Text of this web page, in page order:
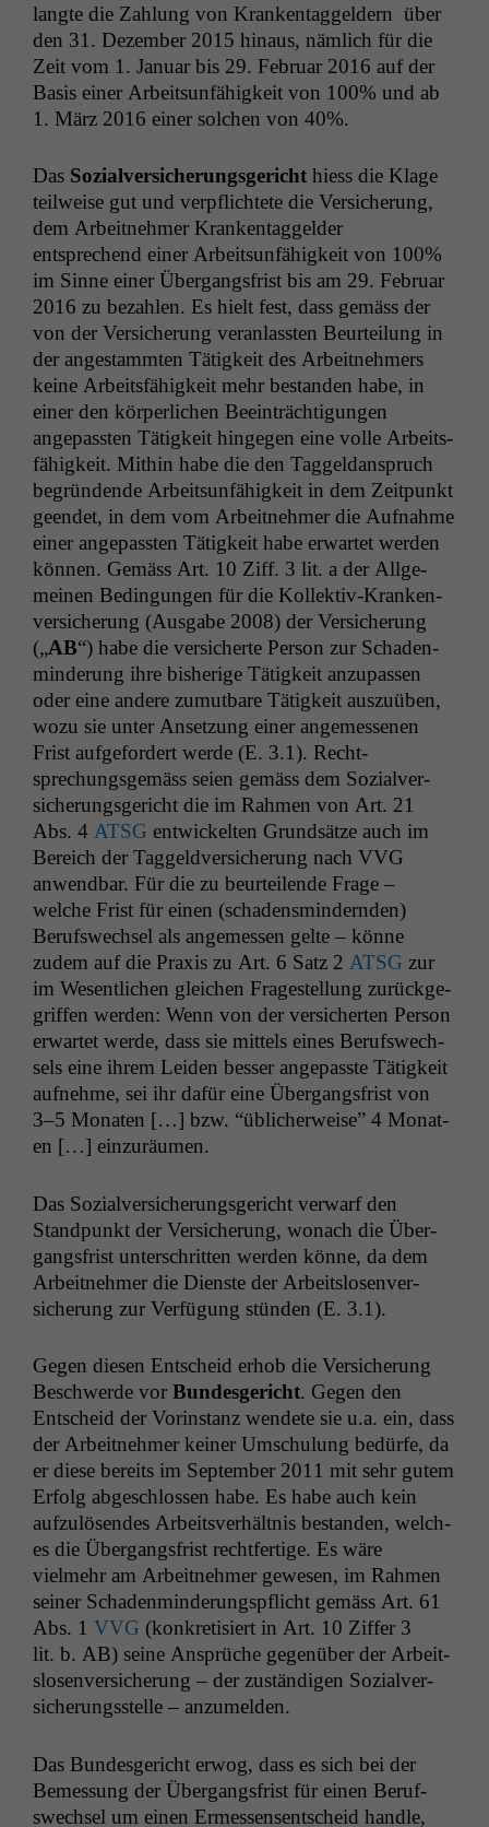
langte die Zahlung von Kranken­taggeldern über
den 31. Dezem­ber 2015 hin­aus, näm­lich für die
Zeit vom 1. Jan­u­ar bis 29. Feb­ru­ar 2016 auf der
Basis ein­er Arbeit­sun­fähigkeit von 100% und ab
1. März 2016 ein­er solchen von 40%.
Das Sozialver­sicherungs­gericht hiess die Klage
teil­weise gut und verpflichtete die Ver­sicherung,
dem Arbeit­nehmer Kranken­taggelder
entsprechend ein­er Arbeit­sun­fähigkeit von 100%
im Sinne ein­er Über­gangs­frist bis am 29. Feb­ru­ar
2016 zu bezahlen. Es hielt fest, dass gemäss der
von der Ver­sicherung ver­an­lassten Beurteilung in
der anges­tammten Tätigkeit des Arbeit­nehmers
keine Arbeits­fähigkeit mehr bestanden habe, in
ein­er den kör­per­lichen Beein­träch­ti­gun­gen
angepassten Tätigkeit hinge­gen eine volle Arbeits­
fähigkeit. Mithin habe die den Taggel­danspruch
begrün­dende Arbeit­sun­fähigkeit in dem Zeit­punkt
geen­det, in dem vom Arbeit­nehmer die Auf­nahme
ein­er angepassten Tätigkeit habe erwartet wer­den
kön­nen. Gemäss Art. 10 Ziff. 3 lit. a der All­ge­
meinen Bedin­gun­gen für die Kollek­tiv-Kranken­
ver­sicherung (Aus­gabe 2008) der Ver­sicherung
(„AB“) habe die ver­sicherte Per­son zur Schaden­
min­derung ihre bish­erige Tätigkeit anzu­passen
oder eine andere zumut­bare Tätigkeit auszuüben,
wozu sie unter Anset­zung ein­er angemesse­nen
Frist aufge­fordert werde (E. 3.1). Recht­
sprechungs­gemäss seien gemäss dem Sozialver­
sicherungs­gericht die im Rah­men von Art. 21
Abs. 4 ATSG entwick­el­ten Grund­sätze auch im
Bere­ich der Taggeld­ver­sicherung nach VVG
anwend­bar. Für die zu beurteilende Frage –
welche Frist für einen (schadens­min­dern­den)
Beruf­swech­sel als angemessen gelte – könne
zudem auf die Prax­is zu Art. 6 Satz 2 ATSG zur
im Wesentlichen gle­ichen Fragestel­lung zurück­ge­
grif­f­en wer­den: Wenn von der ver­sicherten Per­son
erwartet werde, dass sie mit­tels eines Beruf­swech­
sels eine ihrem Lei­den bess­er angepasste Tätigkeit
aufnehme, sei ihr dafür eine Über­gangs­frist von
3–5 Monat­en […] bzw. “üblicher­weise” 4 Monat­
en […] einzuräumen.
Das Sozialver­sicherungs­gericht ver­warf den
Stand­punkt der Ver­sicherung, wonach die Über­
gangs­frist unter­schrit­ten wer­den könne, da dem
Arbeit­nehmer die Dien­ste der Arbeit­slosen­ver­
sicherung zur Ver­fü­gung stün­den (E. 3.1).
Gegen diesen Entscheid erhob die Ver­sicherung
Beschw­erde vor Bun­des­gericht. Gegen den
Entscheid der Vorin­stanz wen­dete sie u.a. ein, dass
der Arbeit­nehmer kein­er Umschu­lung bedürfe, da
er diese bere­its im Sep­tem­ber 2011 mit sehr gutem
Erfolg abgeschlossen habe. Es habe auch kein
aufzulösendes Arbeitsver­hält­nis bestanden, welch­
es die Über­gangs­frist recht­fer­tige. Es wäre
vielmehr am Arbeit­nehmer gewe­sen, im Rah­men
sein­er Schaden­min­derungspflicht gemäss Art. 61
Abs. 1 VVG (konkretisiert in Art. 10 Zif­fer 3
lit. b. AB) seine Ansprüche gegenüber der Arbeit­
slosen­ver­sicherung – der zuständi­gen Sozialver­
sicherungsstelle – anzumelden.
Das Bun­des­gericht erwog, dass es sich bei der
Bemes­sung der Über­gangs­frist für einen Beruf­
swech­sel um einen Ermessensentscheid han­dle,